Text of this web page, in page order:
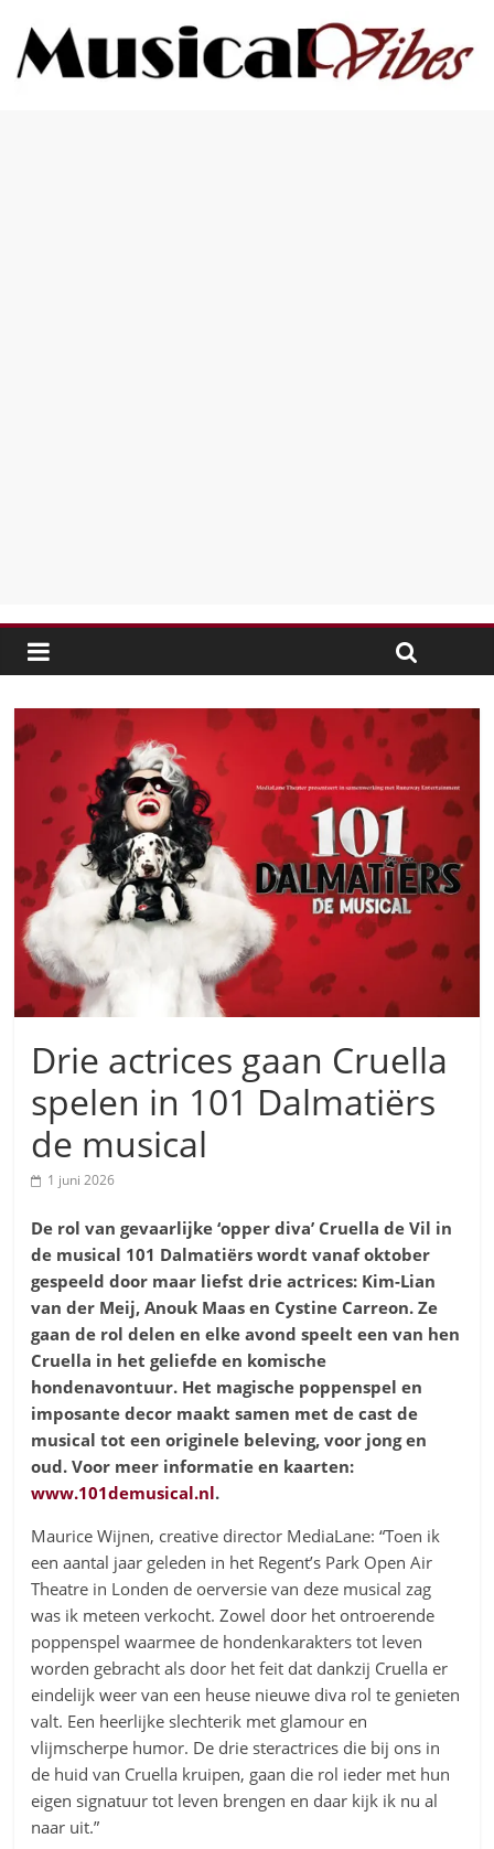
Drie actrices gaan Cruella
spelen in 101 Dalmatiërs
de musical
1 juni 2026
De rol van gevaarlijke ‘opper diva’ Cruella de Vil in
de musical 101 Dalmatiërs wordt vanaf oktober
gespeeld door maar liefst drie actrices: Kim-Lian
van der Meij, Anouk Maas en Cystine Carreon. Ze
gaan de rol delen en elke avond speelt een van hen
Cruella in het geliefde en komische
hondenavontuur. Het magische poppenspel en
imposante decor maakt samen met de cast de
musical tot een originele beleving, voor jong en
oud. Voor meer informatie en kaarten:
www.101demusical.nl.
Maurice Wijnen, creative director MediaLane: “Toen ik
een aantal jaar geleden in het Regent’s Park Open Air
Theatre in Londen de oerversie van deze musical zag
was ik meteen verkocht. Zowel door het ontroerende
poppenspel waarmee de hondenkarakters tot leven
worden gebracht als door het feit dat dankzij Cruella er
eindelijk weer van een heuse nieuwe diva rol te genieten
valt. Een heerlijke slechterik met glamour en
vlijmscherpe humor. De drie steractrices die bij ons in
de huid van Cruella kruipen, gaan die rol ieder met hun
eigen signatuur tot leven brengen en daar kijk ik nu al
naar uit.”